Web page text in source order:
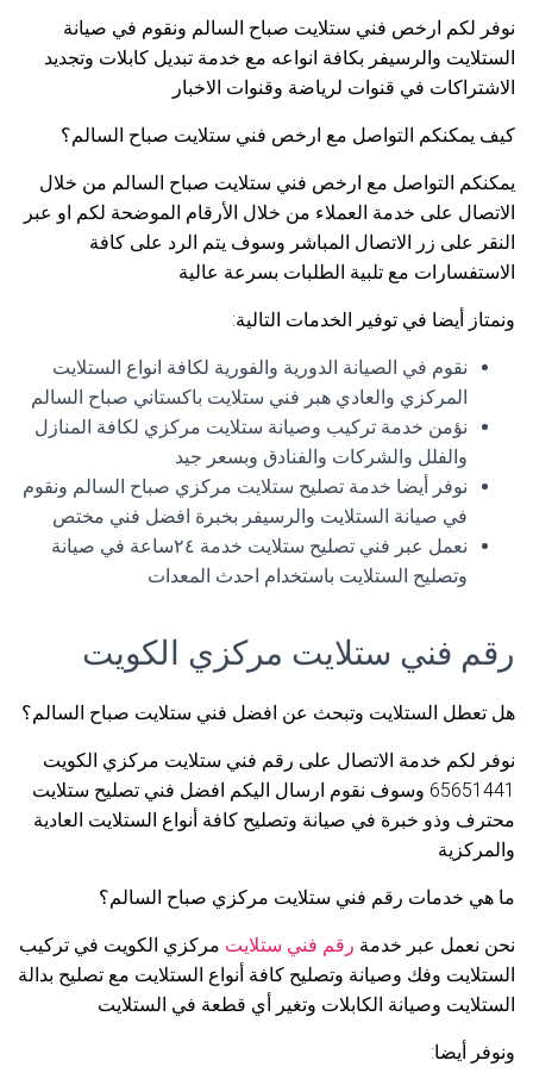
نوفر لكم ارخص فني ستلايت صباح السالم ونقوم في صيانة
الستلايت والرسيفر بكافة انواعه مع خدمة تبديل كابلات وتجديد
الاشتراكات في قنوات لرياضة وقنوات الاخبار
كيف يمكنكم التواصل مع ارخص فني ستلايت صباح السالم؟
يمكنكم التواصل مع ارخص فني ستلايت صباح السالم من خلال
الاتصال على خدمة العملاء من خلال الأرقام الموضحة لكم او عبر
النقر على زر الاتصال المباشر وسوف يتم الرد على كافة
الاستفسارات مع تلبية الطلبات بسرعة عالية
ونمتاز أيضا في توفير الخدمات التالية:
نقوم في الصيانة الدورية والفورية لكافة انواع الستلايت
المركزي والعادي هبر فني ستلايت باكستاني صباح السالم
نؤمن خدمة تركيب وصيانة ستلايت مركزي لكافة المنازل
والفلل والشركات والفنادق وبسعر جيد
نوفر أيضا خدمة تصليح ستلايت مركزي صباح السالم ونقوم
في صيانة الستلايت والرسيفر بخبرة افضل فني مختص
نعمل عبر فني تصليح ستلايت خدمة ٢٤ساعة في صيانة
وتصليح الستلايت باستخدام احدث المعدات
رقم فني ستلايت مركزي الكويت
هل تعطل الستلايت وتبحث عن افضل فني ستلايت صباح السالم؟
نوفر لكم خدمة الاتصال على رقم فني ستلايت مركزي الكويت
65651441 وسوف نقوم ارسال اليكم افضل فني تصليح ستلايت
محترف وذو خبرة في صيانة وتصليح كافة أنواع الستلايت العادية
والمركزية
ما هي خدمات رقم فني ستلايت مركزي صباح السالم؟
نحن نعمل عبر خدمة رقم فني ستلايت مركزي الكويت في تركيب
الستلايت وفك وصيانة وتصليح كافة أنواع الستلايت مع تصليح بدالة
الستلايت وصيانة الكابلات وتغير أي قطعة في الستلايت
ونوفر أيضا: